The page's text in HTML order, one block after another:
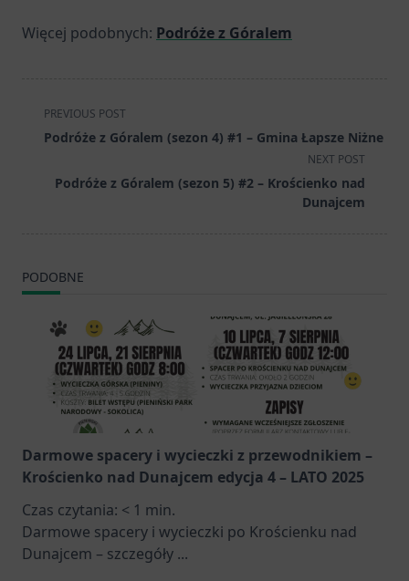
Więcej podobnych: Podróże z Góralem
<span
class="nav-
screen-
PREVIOUS POST
Podróże z Góralem (sezon 4) #1 – Gmina Łapsze Niżne
NEXT POST
Podróże z Góralem (sezon 5) #2 – Krościenko nad
Dunajcem
PODOBNE
Darmowe spacery i wycieczki z przewodnikiem –
Krościenko nad Dunajcem edycja 4 – LATO 2025
Czas czytania: < 1 min.
Darmowe spacery i wycieczki po Krościenku nad
Dunajcem – szczegóły ...